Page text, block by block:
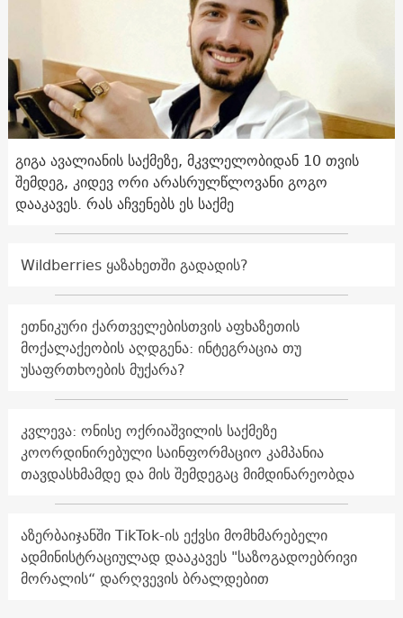
გიგა ავალიანის საქმეზე, მკვლელობიდან 10 თვის
შემდეგ, კიდევ ორი არასრულწლოვანი გოგო
დააკავეს. რას აჩვენებს ეს საქმე
Wildberries ყაზახეთში გადადის?
ეთნიკური ქართველებისთვის აფხაზეთის
მოქალაქეობის აღდგენა: ინტეგრაცია თუ
უსაფრთხოების მუქარა?
კვლევა: ონისე ოქრიაშვილის საქმეზე
კოორდინირებული საინფორმაციო კამპანია
თავდასხმამდე და მის შემდეგაც მიმდინარეობდა
აზერბაიჯანში TikTok-ის ექვსი მომხმარებელი
ადმინისტრაციულად დააკავეს "საზოგადოებრივი
მორალის“ დარღვევის ბრალდებით